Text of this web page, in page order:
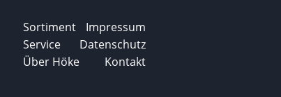
Sortiment
Service
Über Höke
Impressum
Datenschutz
Kontakt